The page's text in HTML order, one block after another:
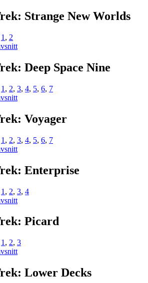
Strange New Worlds
1 , 2
Deep Space Nine
1 , 2, 3, 4, 5, 6, 7
Voyager
1 , 2, 3, 4, 5, 6, 7
Enterprise
1 , 2, 3, 4
Picard
1 , 2, 3
Lower Decks